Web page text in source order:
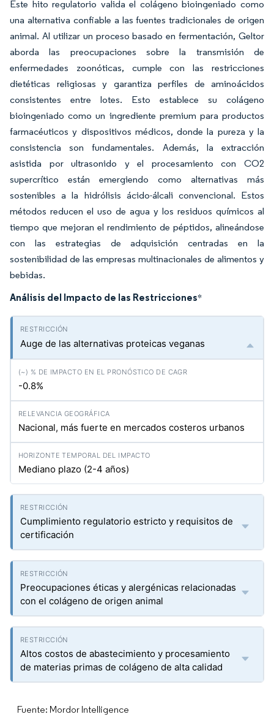
Este hito regulatorio valida el colágeno bioingeniado como
una alternativa confiable a las fuentes tradicionales de origen
animal. Al utilizar un proceso basado en fermentación, Geltor
aborda las preocupaciones sobre la transmisión de
enfermedades zoonóticas, cumple con las restricciones
dietéticas religiosas y garantiza perfiles de aminoácidos
consistentes entre lotes. Esto establece su colágeno
bioingeniado como un ingrediente premium para productos
farmacéuticos y dispositivos médicos, donde la pureza y la
consistencia son fundamentales. Además, la extracción
asistida por ultrasonido y el procesamiento con CO2
supercrítico están emergiendo como alternativas más
sostenibles a la hidrólisis ácido-álcali convencional. Estos
métodos reducen el uso de agua y los residuos químicos al
tiempo que mejoran el rendimiento de péptidos, alineándose
con las estrategias de adquisición centradas en la
sostenibilidad de las empresas multinacionales de alimentos y
bebidas.
Análisis del Impacto de las Restricciones*
Auge de las alternativas proteicas veganas
-0.8%
Nacional, más fuerte en mercados costeros urbanos
Mediano plazo (2-4 años)
Cumplimiento regulatorio estricto y requisitos de
certificación
Preocupaciones éticas y alergénicas relacionadas
con el colágeno de origen animal
Altos costos de abastecimiento y procesamiento
de materias primas de colágeno de alta calidad
Fuente: Mordor Intelligence